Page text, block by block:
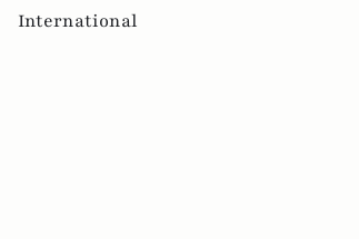
International